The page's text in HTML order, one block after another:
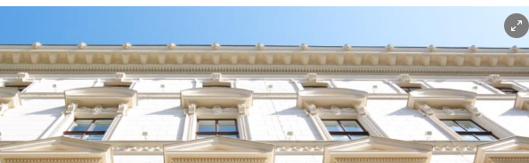
Hinweis öffnen/schließen